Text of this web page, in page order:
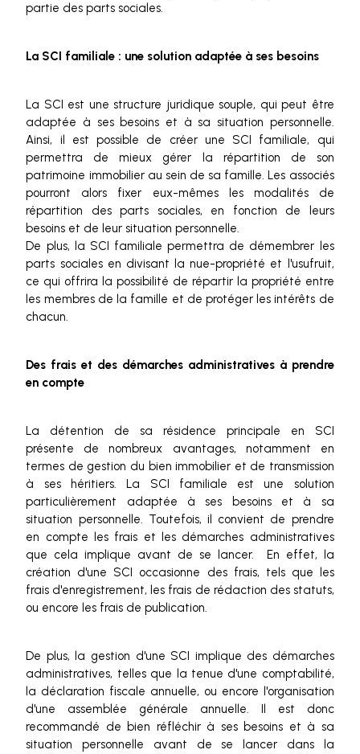
partie des parts sociales.
La SCI familiale : une solution adaptée à ses besoins
La SCI est une structure juridique souple, qui peut être
adaptée à ses besoins et à sa situation personnelle.
Ainsi, il est possible de créer une SCI familiale, qui
permettra de mieux gérer la répartition de son
patrimoine immobilier au sein de sa famille. Les associés
pourront alors fixer eux-mêmes les modalités de
répartition des parts sociales, en fonction de leurs
besoins et de leur situation personnelle.
De plus, la SCI familiale permettra de démembrer les
parts sociales en divisant la nue-propriété et l'usufruit,
ce qui offrira la possibilité de répartir la propriété entre
les membres de la famille et de protéger les intérêts de
chacun.
Des frais et des démarches administratives à prendre
en compte
La détention de sa résidence principale en SCI
présente de nombreux avantages, notamment en
termes de gestion du bien immobilier et de transmission
à ses héritiers. La SCI familiale est une solution
particulièrement adaptée à ses besoins et à sa
situation personnelle. Toutefois, il convient de prendre
en compte les frais et les démarches administratives
que cela implique avant de se lancer. En effet, la
création d'une SCI occasionne des frais, tels que les
frais d'enregistrement, les frais de rédaction des statuts,
ou encore les frais de publication.
De plus, la gestion d'une SCI implique des démarches
administratives, telles que la tenue d'une comptabilité,
la déclaration fiscale annuelle, ou encore l'organisation
d'une assemblée générale annuelle. Il est donc
recommandé de bien réfléchir à ses besoins et à sa
situation personnelle avant de se lancer dans la